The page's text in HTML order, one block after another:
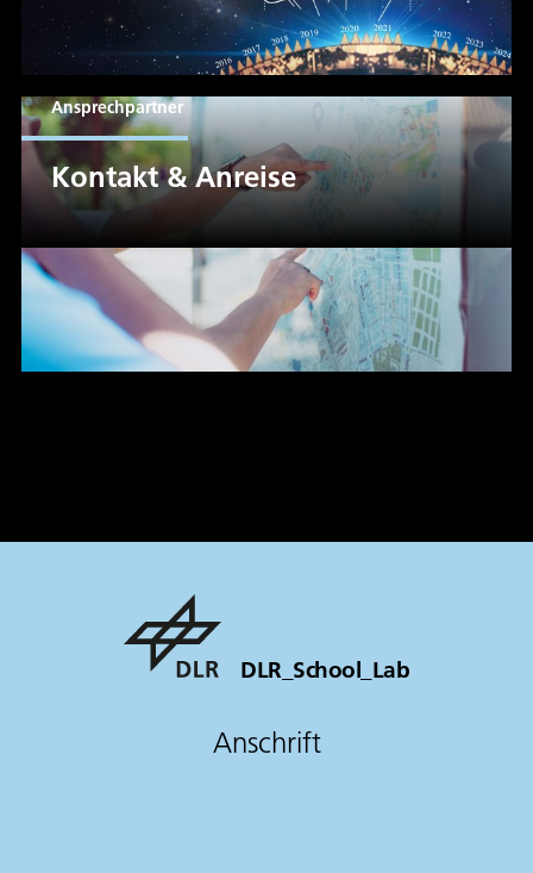
Ansprechpartner
Kontakt & Anreise
DLR_School_Lab
Anschrift